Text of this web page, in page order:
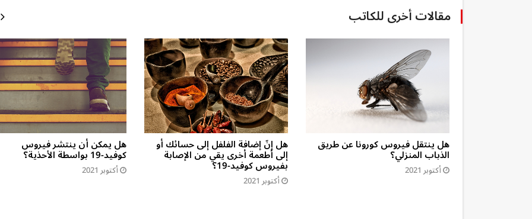
مقالات أخرى للكاتب
هل يمكن أن ينتشر فيروس
كوفيد-19 بواسطة الأحذية؟
أكتوبر 2021
هل إنّ إضافة الفلفل إلى حسائك أو
إلى أطعمة أخرى يقي من الإصابة
بفيروس كوفيد-19؟
أكتوبر 2021
هل ينتقل فيروس كورونا عن طريق
الذباب المنزلي؟
أكتوبر 2021